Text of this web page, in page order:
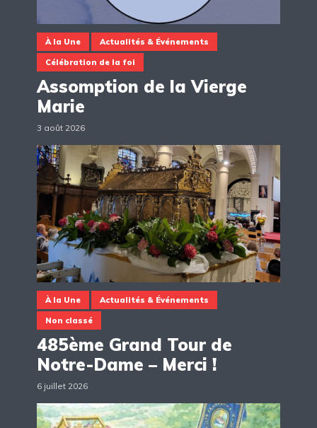
À la Une Actualités & Événements
Célébration de la foi
Assomption de la Vierge
Marie
3 août 2026
À la Une Actualités & Événements
Non classé
485ème Grand Tour de
Notre-Dame – Merci !
6 juillet 2026